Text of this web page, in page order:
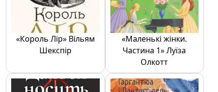
«Король Лір» Вільям
Шекспір
«Маленькі жінки.
Частина 1» Луїза
Олкотт